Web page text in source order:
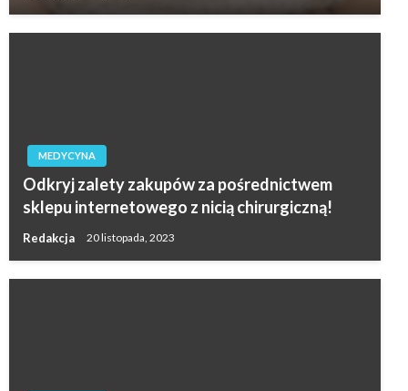
MEDYCYNA
Odkryj zalety zakupów za pośrednictwem
sklepu internetowego z nicią chirurgiczną!
Redakcja 20 listopada, 2023